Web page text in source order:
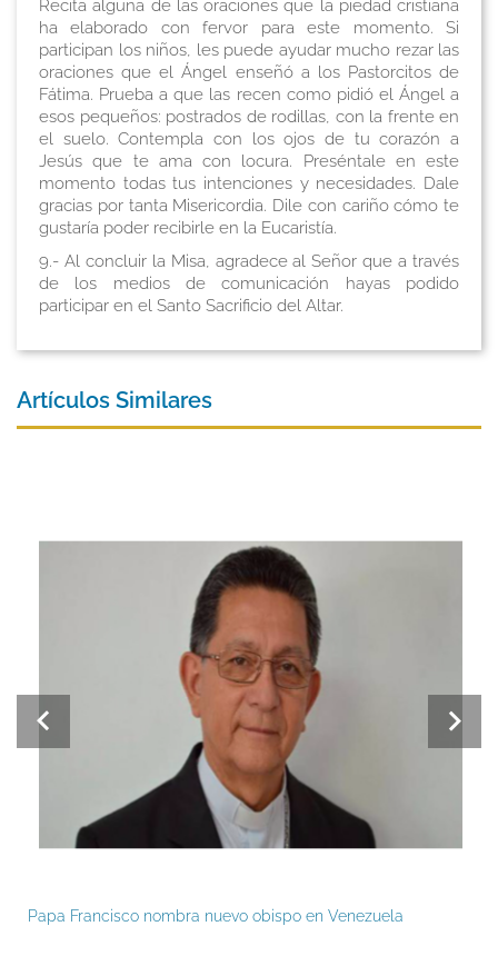
Recita alguna de las oraciones que la piedad cristiana
ha elaborado con fervor para este momento. Si
participan los niños, les puede ayudar mucho rezar las
oraciones que el Ángel enseñó a los Pastorcitos de
Fátima. Prueba a que las recen como pidió el Ángel a
esos pequeños: postrados de rodillas, con la frente en
el suelo. Contempla con los ojos de tu corazón a
Jesús que te ama con locura. Preséntale en este
momento todas tus intenciones y necesidades. Dale
gracias por tanta Misericordia. Dile con cariño cómo te
gustaría poder recibirle en la Eucaristía.
9.- Al concluir la Misa, agradece al Señor que a través
de los medios de comunicación hayas podido
participar en el Santo Sacrificio del Altar.
Artículos Similares
Papa Francisco nombra nuevo obispo en Venezuela